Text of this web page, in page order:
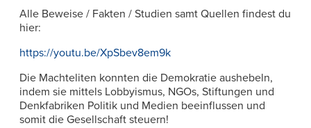
Alle Beweise / Fakten / Studien samt Quellen findest du
hier:
https://youtu.be/XpSbev8em9k
Die Machteliten konnten die Demokratie aushebeln,
indem sie mittels Lobbyismus, NGOs, Stiftungen und
Denkfabriken Politik und Medien beeinflussen und
somit die Gesellschaft steuern!